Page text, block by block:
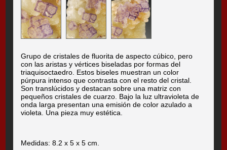
Grupo de cristales de fluorita de aspecto cúbico, pero
con las aristas y vértices biseladas por formas del
triaquisoctaedro. Estos biseles muestran un color
púrpura intenso que contrasta con el resto del cristal.
Son translúcidos y destacan sobre una matriz con
pequeños cristales de cuarzo. Bajo la luz ultravioleta de
onda larga presentan una emisión de color azulado a
violeta. Una pieza muy estética.
Medidas: 8.2 x 5 x 5 cm.